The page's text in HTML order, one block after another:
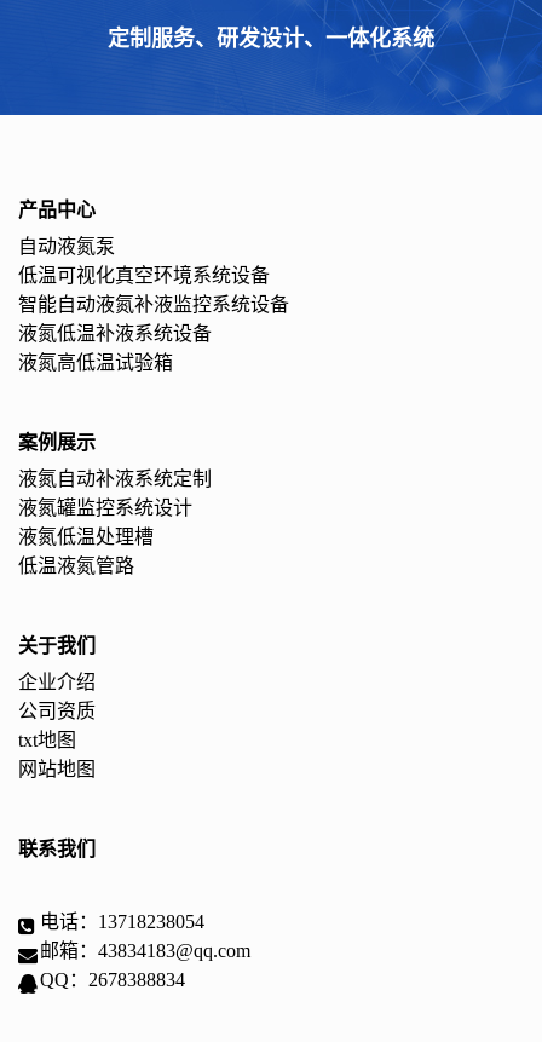
定制服务、研发设计、一体化系统
产品中心
自动液氮泵
低温可视化真空环境系统设备
智能自动液氮补液监控系统设备
液氮低温补液系统设备
液氮高低温试验箱
案例展示
液氮自动补液系统定制
液氮罐监控系统设计
液氮低温处理槽
低温液氮管路
关于我们
企业介绍
公司资质
txt地图
网站地图
联系我们
电话：13718238054
邮箱：43834183@qq.com
QQ：2678388834